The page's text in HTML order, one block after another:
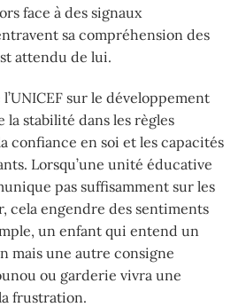
face à des signaux
sa compréhension des
attendu de lui.
sur le développement
stabilité dans les règles
confiance en soi et les capacités
Lorsqu’une unité éducative
pas suffisamment sur les
cela engendre des sentiments
un enfant qui entend un
mais une autre consigne
ou garderie vivra une
frustration.